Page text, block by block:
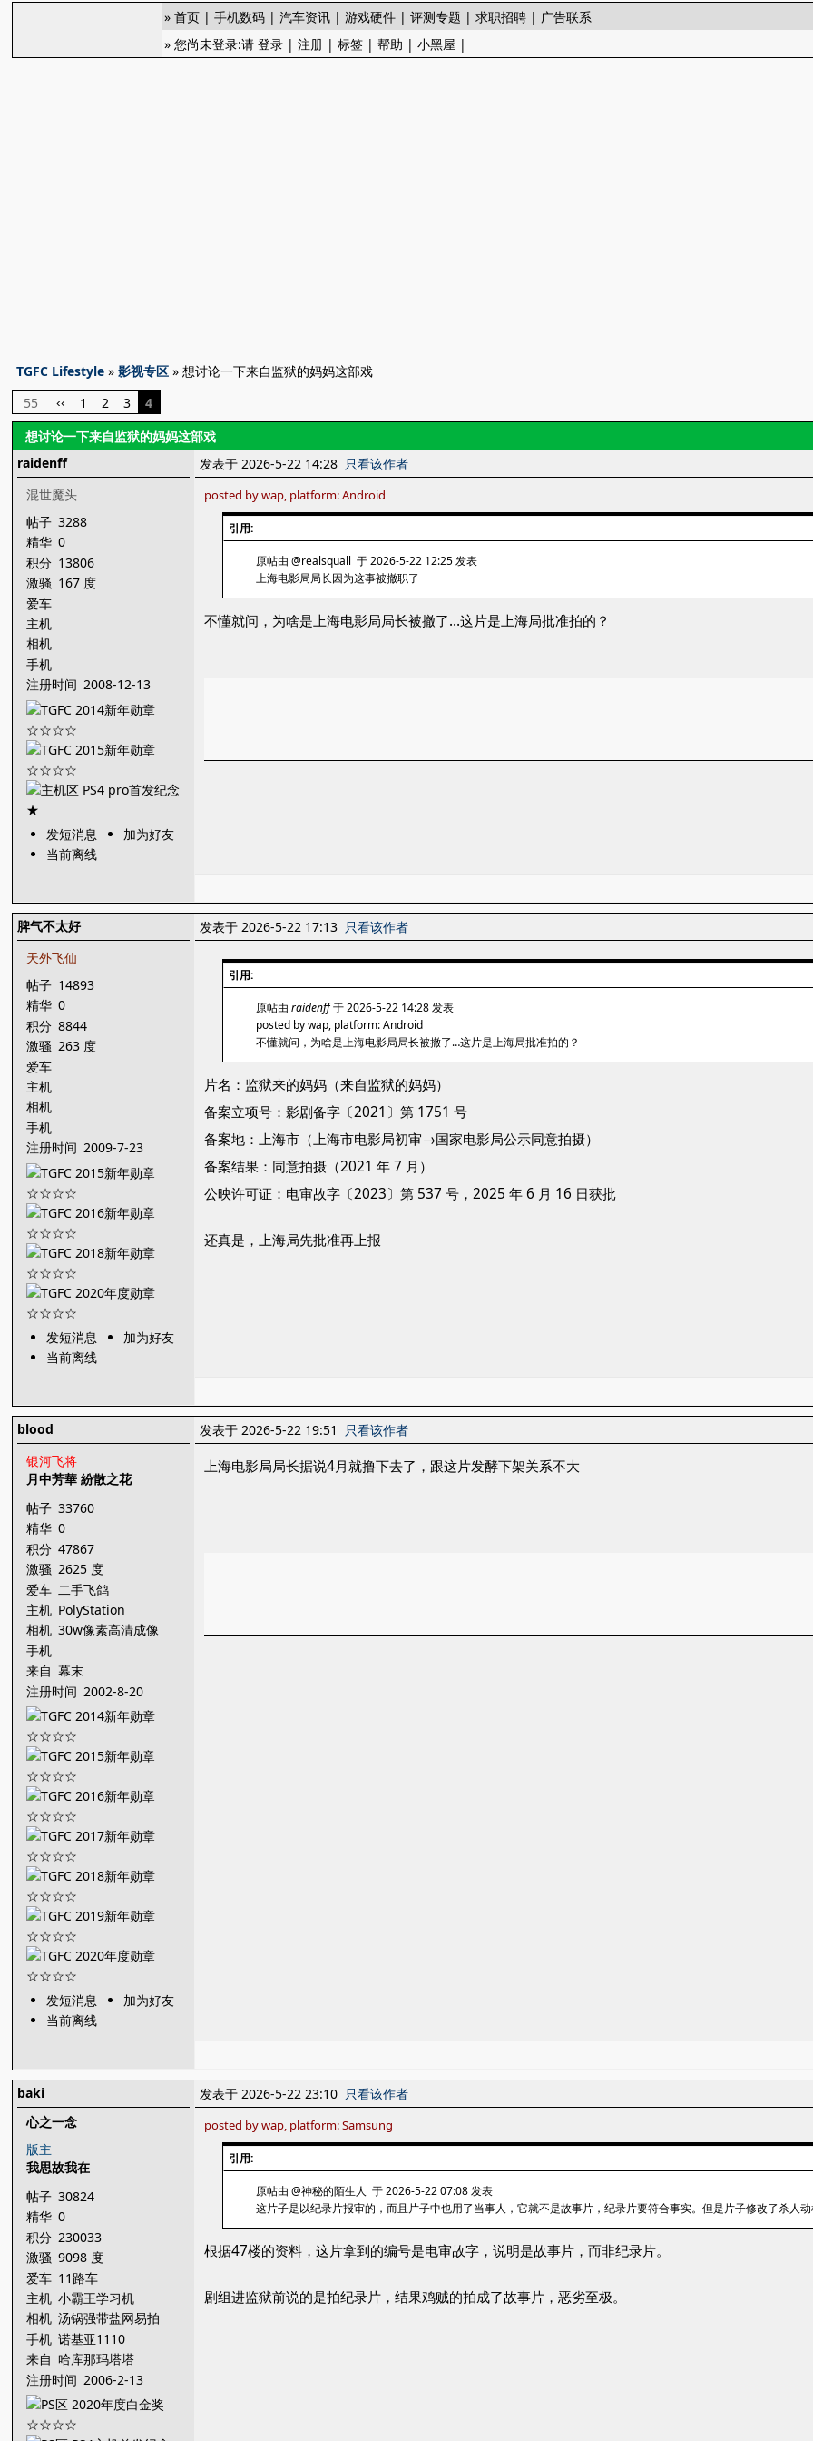
»首页 |手机数码 |汽车资讯 |游戏硬件 |评测专题 |求职招聘 | 广告联系
» 您尚未登录:请登录 |注册 |标签 |帮助 |小黑屋 |
TGFC Lifestyle »影视专区 » 想讨论一下来自监狱的妈妈这部戏
55
‹‹ 1 2 3
4
想讨论一下来自监狱的妈妈这部戏
raidenff
混世魔头
帖子 3288
精华 0
积分 13806
激骚 167 度
爱车
主机
相机
手机
注册时间 2008-12-13
发短消息
加为好友
当前离线
发表于 2026-5-22 14:28 只看该作者
posted by wap, platform: Android
引用:
原帖由 @realsquall 于 2026-5-22 12:25 发表
上海电影局局长因为这事被撤职了
不懂就问，为啥是上海电影局局长被撤了…这片是上海局批准拍的？
脾气不太好
天外飞仙
帖子 14893
精华 0
积分 8844
激骚 263 度
爱车
主机
相机
手机
注册时间 2009-7-23
发短消息
加为好友
当前离线
发表于 2026-5-22 17:13 只看该作者
引用:
原帖由raidenff于 2026-5-22 14:28 发表
posted by wap, platform: Android
不懂就问，为啥是上海电影局局长被撤了…这片是上海局批准拍的？
片名：监狱来的妈妈（来自监狱的妈妈）
备案立项号：影剧备字〔2021〕第 1751 号
备案地：上海市（上海市电影局初审→国家电影局公示同意拍摄）
备案结果：同意拍摄（2021 年 7 月）
公映许可证：电审故字〔2023〕第 537 号，2025 年 6 月 16 日获批
还真是，上海局先批准再上报
blood
银河飞将
月中芳華 紛散之花
帖子 33760
精华 0
积分 47867
激骚 2625 度
爱车 二手飞鸽
主机 PolyStation
相机 30w像素高清成像
手机
来自 幕末
注册时间 2002-8-20
发短消息
加为好友
当前离线
发表于 2026-5-22 19:51 只看该作者
上海电影局局长据说4月就撸下去了，跟这片发酵下架关系不大
baki
心之一念
版主
我思故我在
帖子 30824
精华 0
积分 230033
激骚 9098 度
爱车 11路车
主机 小霸王学习机
相机 汤锅强带盐网易拍
手机 诺基亚1110
来自 哈库那玛塔塔
注册时间 2006-2-13
发表于 2026-5-22 23:10 只看该作者
posted by wap, platform: Samsung
引用:
原帖由 @神秘的陌生人 于 2026-5-22 07:08 发表
这片子是以纪录片报审的，而且片子中也用了当事人，它就不是故事片，纪录片要符合事实。但是片子修改了杀人动
根据47楼的资料，这片拿到的编号是电审故字，说明是故事片，而非纪录片。
剧组进监狱前说的是拍纪录片，结果鸡贼的拍成了故事片，恶劣至极。